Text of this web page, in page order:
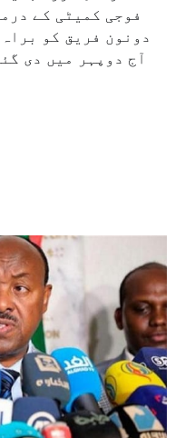
فوجی کمیٹی کے
دونون فریق کو
آج دوپہر میں دی